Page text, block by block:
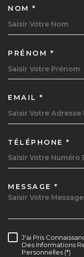
NOM *
PRÉNOM *
EMAIL *
TÉLÉPHONE *
MESSAGE *
J'ai Pris
Des Informations
Personnelles (*)